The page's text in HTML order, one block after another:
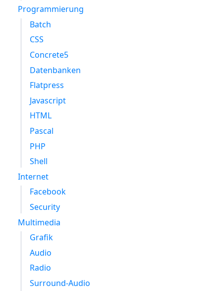
Programmierung
Batch
CSS
Concrete5
Datenbanken
Flatpress
Javascript
HTML
Pascal
PHP
Shell
Internet
Facebook
Security
Multimedia
Grafik
Audio
Radio
Surround-Audio